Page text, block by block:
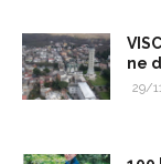
ne
29/